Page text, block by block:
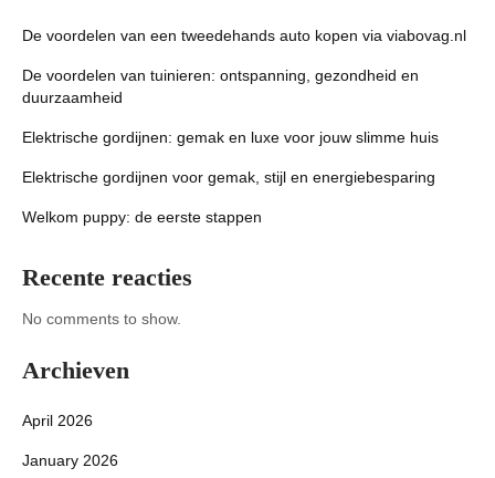
De voordelen van een tweedehands auto kopen via viabovag.nl
De voordelen van tuinieren: ontspanning, gezondheid en
duurzaamheid
Elektrische gordijnen: gemak en luxe voor jouw slimme huis
Elektrische gordijnen voor gemak, stijl en energiebesparing
Welkom puppy: de eerste stappen
Recente reacties
No comments to show.
Archieven
April 2026
January 2026